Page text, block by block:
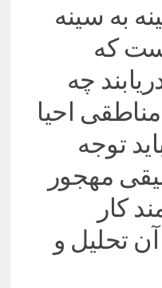
به سینه
که
چه
احیا
توجه
مهجور
کار
تحلیل و